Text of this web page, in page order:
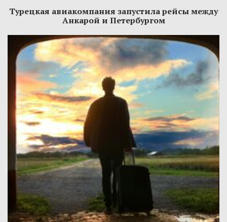
Турецкая авиакомпания запустила рейсы между
Анкарой и Петербургом